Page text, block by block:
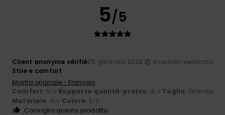
5/5
Client anonyme vérifié25. gennaio 2026
Acquisto verificato
Stile e comfort
Mostra originale - Français
Comfort: 5/5 Rapporto qualità-prezzo: 4/5 Taglia: Grande
Materiale: 4/5 Colore: 5/5
Consiglio questo prodotto